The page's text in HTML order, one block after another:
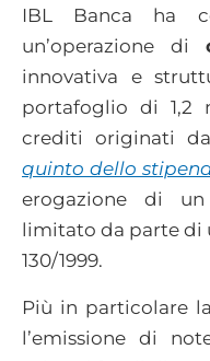
IBL Banca ha
un’operazione di
innovativa e
portafoglio di 1,2
crediti originati
quinto dello
erogazione di
limitato da parte di
130/1999.
Più in particolare la
l’emissione di